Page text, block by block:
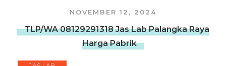
NOVEMBER 12, 2024
TLP/WA 08129291318 Jas Lab Palangka Raya
Harga Pabrik